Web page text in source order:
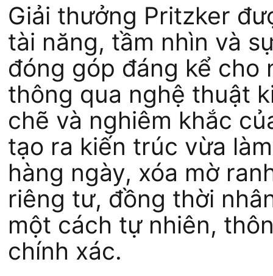
Giải thưởng Pritzker
tài năng, tầm nhìn và
đóng góp đáng kể cho
thông qua nghệ thuật
chẽ và nghiêm khắc
tạo ra kiến trúc vừa
hàng ngày, xóa mờ
riêng tư, đồng thời
một cách tự nhiên,
chính xác.